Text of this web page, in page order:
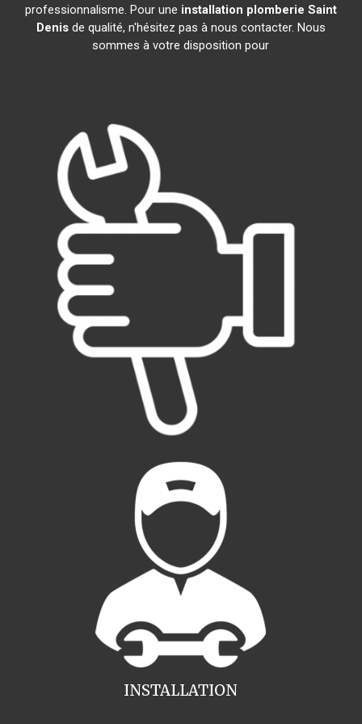
professionnalisme. Pour une installation plomberie Saint
Denisde qualité, n'hésitez pas à nous contacter. Nous
sommes à votre disposition pour
INSTALLATION